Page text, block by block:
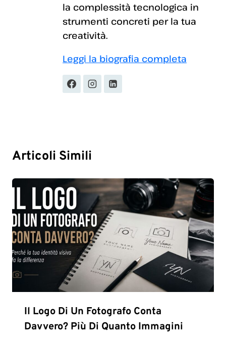
la complessità tecnologica in
strumenti concreti per la tua
creatività.
Leggi la biografia completa
Articoli Simili
Il Logo Di Un Fotografo Conta
Davvero? Più Di Quanto Immagini